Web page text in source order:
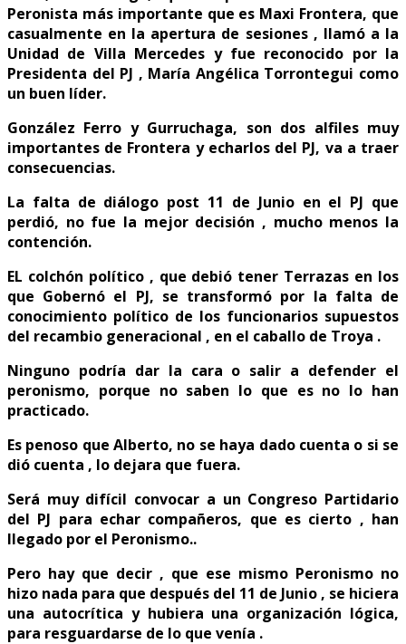
Peronista más importante que es Maxi Frontera, que
casualmente en la apertura de sesiones , llamó a la
Unidad de Villa Mercedes y fue reconocido por la
Presidenta del PJ , María Angélica Torrontegui como
un buen líder.
González Ferro y Gurruchaga, son dos alfiles muy
importantes de Frontera y echarlos del PJ, va a traer
consecuencias.
La falta de diálogo post 11 de Junio en el PJ que
perdió, no fue la mejor decisión , mucho menos la
contención.
EL colchón político , que debió tener Terrazas en los
que Gobernó el PJ, se transformó por la falta de
conocimiento político de los funcionarios supuestos
del recambio generacional , en el caballo de Troya .
Ninguno podría dar la cara o salir a defender el
peronismo, porque no saben lo que es no lo han
practicado.
Es penoso que Alberto, no se haya dado cuenta o si se
dió cuenta , lo dejara que fuera.
​​​​​​Será muy difícil convocar a un Congreso Partidario
del PJ para echar compañeros, que es cierto , han
llegado por el Peronismo..
Pero hay que decir , que ese mismo Peronismo no
hizo nada para que después del 11 de Junio , se hiciera
una autocrítica y hubiera una organización lógica,
para resguardarse de lo que venía .